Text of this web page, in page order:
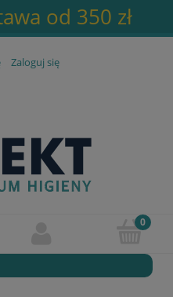
od 350 zł
Zaloguj się